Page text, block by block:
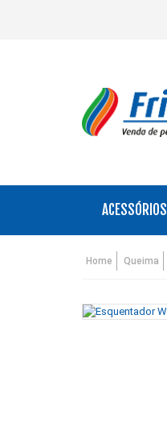
ACESSÓRIOS
Home Queima